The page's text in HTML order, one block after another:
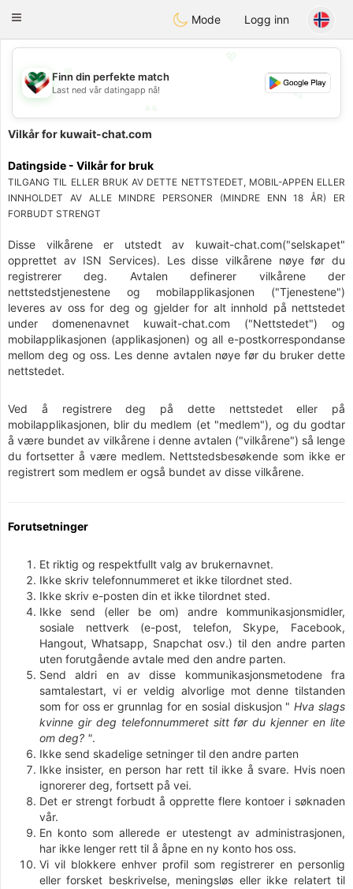
KuwaitChat
Toggle
Mode Logg inn
💕
💕
Finn din perfekte match
Last ned vår datingapp nå!
Vilkår for kuwait-chat.com
Datingside - Vilkår for bruk
TILGANG TIL ELLER BRUK AV DETTE NETTSTEDET, MOBIL-APPEN ELLER
INNHOLDET AV ALLE MINDRE PERSONER (MINDRE ENN 18 ÅR) ER
FORBUDT STRENGT
Disse vilkårene er utstedt av kuwait-chat.com("selskapet"
opprettet av ISN Services). Les disse vilkårene nøye før du
registrerer deg. Avtalen definerer vilkårene der
nettstedstjenestene og mobilapplikasjonen ("Tjenestene")
leveres av oss for deg og gjelder for alt innhold på nettstedet
under domenenavnet kuwait-chat.com ("Nettstedet") og
mobilapplikasjonen (applikasjonen) og all e-postkorrespondanse
mellom deg og oss. Les denne avtalen nøye før du bruker dette
nettstedet.
Ved å registrere deg på dette nettstedet eller på
mobilapplikasjonen, blir du medlem (et "medlem"), og du godtar
å være bundet av vilkårene i denne avtalen ("vilkårene") så lenge
du fortsetter å være medlem. Nettstedsbesøkende som ikke er
registrert som medlem er også bundet av disse vilkårene.
Forutsetninger
Et riktig og respektfullt valg av brukernavnet.
Ikke skriv telefonnummeret et ikke tilordnet sted.
Ikke skriv e-posten din et ikke tilordnet sted.
Ikke send (eller be om) andre kommunikasjonsmidler,
sosiale nettverk (e-post, telefon, Skype, Facebook,
Hangout, Whatsapp, Snapchat osv.) til den andre parten
uten forutgående avtale med den andre parten.
Send aldri en av disse kommunikasjonsmetodene fra
samtalestart, vi er veldig alvorlige mot denne tilstanden
som for oss er grunnlag for en sosial diskusjon " Hva slags
kvinne gir deg telefonnummeret sitt før du kjenner en lite
om deg? ".
Ikke send skadelige setninger til den andre parten
Ikke insister, en person har rett til ikke å svare. Hvis noen
ignorerer deg, fortsett på vei.
Det er strengt forbudt å opprette flere kontoer i søknaden
vår.
En konto som allerede er utestengt av administrasjonen,
har ikke lenger rett til å åpne en ny konto hos oss.
Vi vil blokkere enhver profil som registrerer en personlig
eller forsket beskrivelse, meningsløs eller ikke relatert til